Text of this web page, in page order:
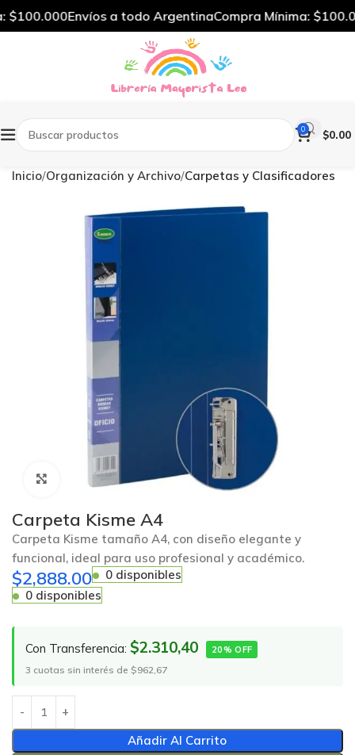
0 $0.00
Inicio Organización y Archivo Carpetas y Clasificadores
Click to enlarge
Carpeta Kisme A4
Carpeta Kisme tamaño A4, con diseño elegante y
funcional, ideal para uso profesional y académico.
$2,888.00
0 disponibles
0 disponibles
Con Transferencia: $2.310,40 20% OFF
3 cuotas sin interés de $962,67
Añadir Al Carrito
Envíos a todo ArgentinaCompra Mínima: